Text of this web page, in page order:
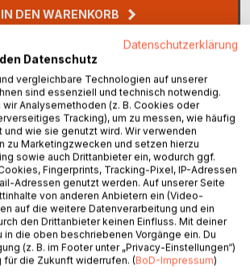
IN DEN WARENKORB
eine dunkelhäutige Ausländerin, wird
entführt und getötet werden. Zufällig
Datenschutzerklärung
Datenschutz
vergleichbare Technologien auf unserer
sind essenziell und technisch notwendig.
Analysemethoden (z. B. Cookies oder
Tracking), um zu messen, wie häufig
und wie sie genutzt wird. Wir verwenden
zu Marketingzwecken und setzen hierzu
sowie auch Drittanbieter ein, wodurch ggf.
Fingerprints, Tracking-Pixel, IP-Adressen
Adressen genutzt werden. Auf unserer Seite
von anderen Anbietern ein (Video-
auf die weitere Datenverarbeitung und ein
den Drittanbieter keinen Einfluss. Mit deiner
in die oben beschriebenen Vorgänge ein. Du
(z. B. im Footer unter „Privacy-Einstellungen“)
die Zukunft widerrufen. (BoD-Impressum)